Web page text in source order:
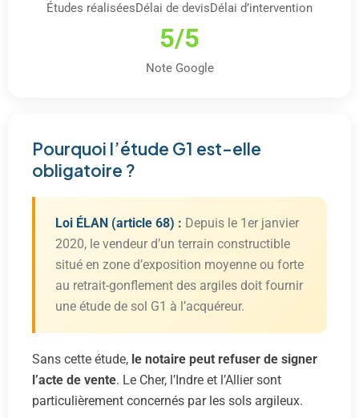
Études réaliséesDélai de devisDélai d’intervention
5/5
Note Google
Pourquoi l’étude G1 est-elle
obligatoire ?
Loi ÉLAN (article 68) : Depuis le 1er janvier
2020, le vendeur d’un terrain constructible
situé en zone d’exposition moyenne ou forte
au retrait-gonflement des argiles doit fournir
une étude de sol G1 à l’acquéreur.
Sans cette étude, le notaire peut refuser de signer
l’acte de vente. Le Cher, l’Indre et l’Allier sont
particulièrement concernés par les sols argileux.